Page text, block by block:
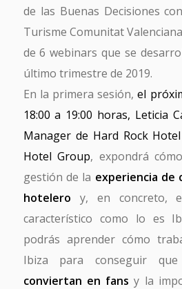
de las Buenas Decisiones
Turisme Comunitat
de 6 webinars que se
último trimestre de 2019.
En la primera sesión,el
18:00 a 19:00 horas, Leticia
Manager de Hard Rock
Hotel Group, expondrá
gestión de la experiencia de
hotelero y, en concreto,
característico como lo es
podrás aprender cómo
Ibiza para conseguir que
conviertan en fans y la